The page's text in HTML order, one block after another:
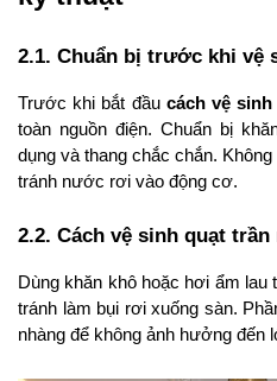
2.1. Chuẩn bị trước khi vệ
Trước khi bắt đầu cách vệ
toàn nguồn điện. Chuẩn bị
dụng và thang chắc chắn.
tránh nước rơi vào động cơ.
2.2. Cách vệ sinh quạt trần
Dùng khăn khô hoặc hơi ẩm lau
tránh làm bụi rơi xuống sàn.
nhàng để không ảnh hưởng đến